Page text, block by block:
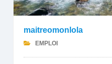
maitreomonlola
EMPLOI